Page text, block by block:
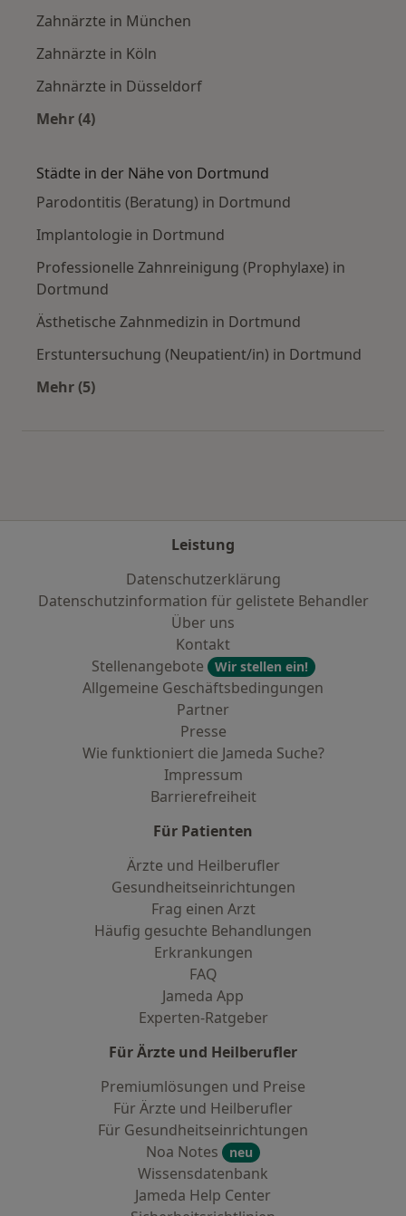
Zahnärzte in München
Zahnärzte in Köln
Zahnärzte in Düsseldorf
Mehr (4)
Städte in der Nähe von Dortmund
Parodontitis (Beratung) in Dortmund
Implantologie in Dortmund
Professionelle Zahnreinigung (Prophylaxe) in
Dortmund
Ästhetische Zahnmedizin in Dortmund
Erstuntersuchung (Neupatient/in) in Dortmund
Mehr (5)
Leistung
Datenschutzerklärung
Datenschutzinformation für gelistete Behandler
Über uns
Kontakt
Stellenangebote
Wir stellen ein!
Allgemeine Geschäftsbedingungen
Partner
Presse
Wie funktioniert die Jameda Suche?
Impressum
Barrierefreiheit
Für Patienten
Ärzte und Heilberufler
Gesundheitseinrichtungen
Frag einen Arzt
Häufig gesuchte Behandlungen
Erkrankungen
FAQ
Jameda App
Experten-Ratgeber
Für Ärzte und Heilberufler
Premiumlösungen und Preise
Für Ärzte und Heilberufler
Für Gesundheitseinrichtungen
Noa Notes
neu
Wissensdatenbank
Jameda Help Center